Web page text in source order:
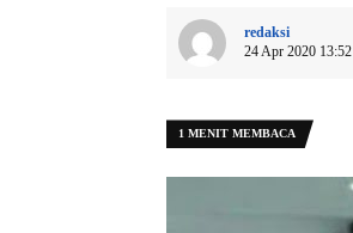
redaksi
24 Apr 2020 13:52
1 MENIT MEMBACA